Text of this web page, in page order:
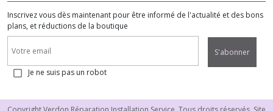
Inscrivez vous dès maintenant pour être informé de l'actualité et des bons
plans, et réductions de la boutique
S'abonner
Je ne suis pas un robot